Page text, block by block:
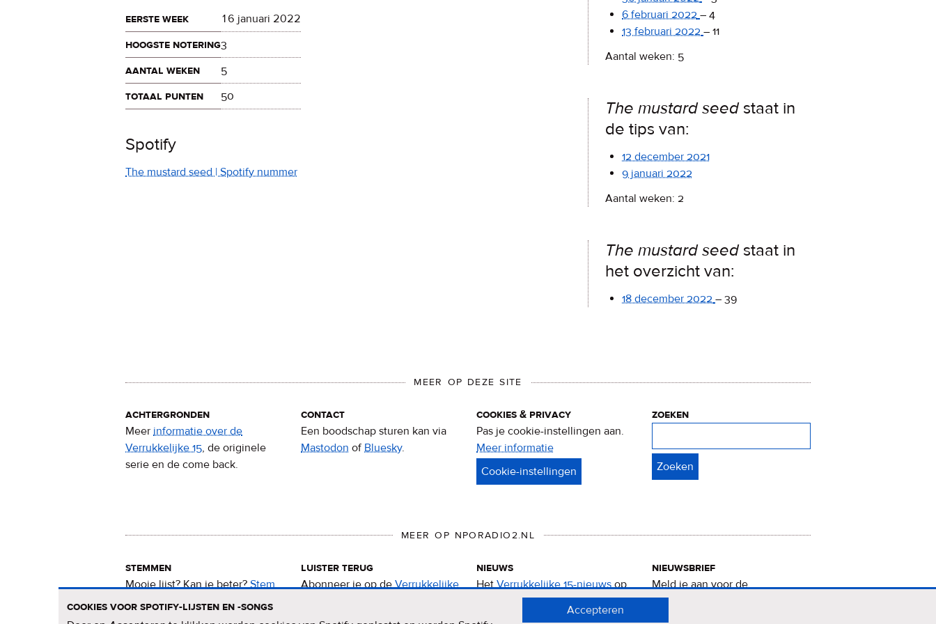
eerste week
16 januari 2022
hoogste notering3
aantal weken
5
totaal punten
50
Spotify
The mustard seed | Spotify nummer
6 februari 2022 – 4
13 februari 2022 – 11
Aantal weken: 5
The mustard seedstaat in
de tips van:
12 december 2021
9 januari 2022
Aantal weken: 2
The mustard seedstaat in
het overzicht van:
18 december 2022 – 39
MEER OP DEZE SITE
achtergronden
Meer informatie over de
Verrukkelijke 15, de originele
serie en de come back.
contact
Een boodschap sturen kan via
Mastodon ofBluesky.
cookies & privacy
Pas je cookie-instellingen aan.
Meer informatie
&
zoeken
MEER OP NPORADIO2.NL
stemmen
Mooie lijst? Kan ie beter?Stem
nu voor de Verrukkelijke 15.
luister terug
Abonneer je op deVerrukkelijke
nieuws
HetVerrukkelijke 15-nieuwsop
de NPO Radio 2-website.
nieuwsbrief
Meld je aan voor de
Verrukkelijke 15-nieuwsbrief
cookies voor spotify-lijsten en -songs
Accepteren